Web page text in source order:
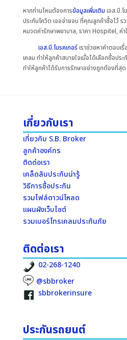
หากท่านไหนต้องการข้อมูลเพิ่มเติม เอส.บี.โ
ประกันโควิด เจอจ่ายจบ ที่คุณลูกค้าซื้อไว้ ร
หมวดค่ารักษาพยาบาล, ราคา Hospitel, ค่
เอส.บี.โบรคเกอร์เราช่วยหาคำตอบเ
เคลม ทำให้ลูกค้าสบายใจเมื่อได้เลือกซื้อปร
ทำให้ลูกค้าได้รับการรักษาอย่างถูกต้องที่สุด
เกี่ยวกับเรา
เกี่ยวกับ S.B. Broker
ลูกค้าองค์กร
ติดต่อเรา
เคล็ดลับประกันน่ารู้
วิธีการซื้อประกัน
รวมไฟล์ดาวน์โหลด
แผนผังเว็บไซต์
รวมเบอร์โทรเคลมประกันภัย
ติดต่อเรา
02-268-1240
@sbbroker
sbbrokerinsure
ประกันรถยนต์